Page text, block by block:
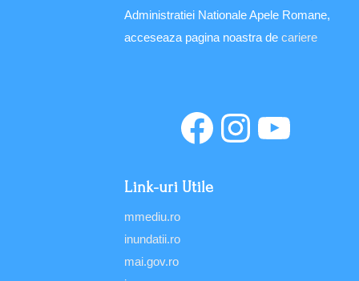
Administratiei Nationale Apele Romane,
acceseaza pagina noastra de cariere
Link-uri Utile
mmediu.ro
inundatii.ro
mai.gov.ro